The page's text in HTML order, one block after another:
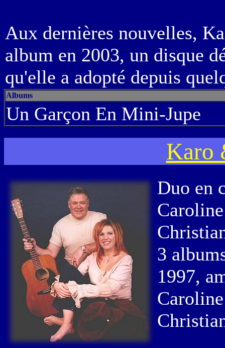
Aux dernières nouvelles,
album en 2003, un disque
qu'elle a adopté depuis
Albums
Un Garçon En Mini-Jupe
Karo
Duo en
3
1997,